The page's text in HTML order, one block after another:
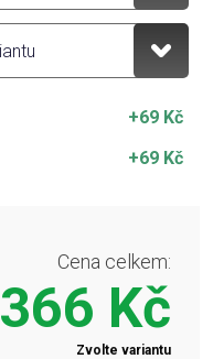
+69 Kč
+69 Kč
Cena celkem:
366 Kč
Zvolte variantu